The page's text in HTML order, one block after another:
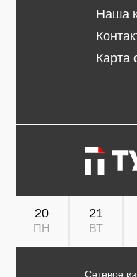
Наша
Карта
20
ПН
21
ВТ
Сетевое